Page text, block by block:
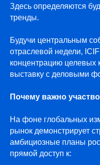
Здесь определяются
тренды.
Будучи центральным
отраслевой недели,
концентрацию целевых
выставку с деловыми
Почему важно
На фоне глобальных
рынок демонстрирует
амбициозные планы
прямой доступ к: